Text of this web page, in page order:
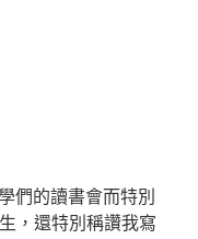
們的讀書會而特別
，還特別稱讚我寫